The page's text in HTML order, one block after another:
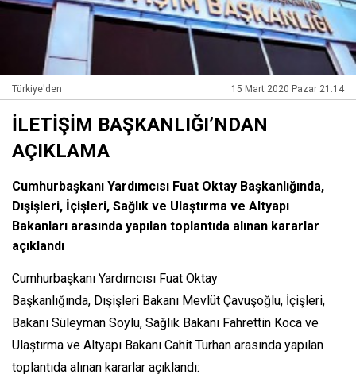
Türkiye'den 15 Mart 2020 Pazar 21:14
İLETİŞİM BAŞKANLIĞI’NDAN
AÇIKLAMA
Cumhurbaşkanı Yardımcısı Fuat Oktay Başkanlığında,
Dışişleri, İçişleri, Sağlık ve Ulaştırma ve Altyapı
Bakanları arasında yapılan toplantıda alınan kararlar
açıklandı
Cumhurbaşkanı Yardımcısı Fuat Oktay
Başkanlığında, Dışişleri Bakanı Mevlüt Çavuşoğlu, İçişleri,
Bakanı Süleyman Soylu, Sağlık Bakanı Fahrettin Koca ve
Ulaştırma ve Altyapı Bakanı Cahit Turhan arasında yapılan
toplantıda alınan kararlar açıklandı: